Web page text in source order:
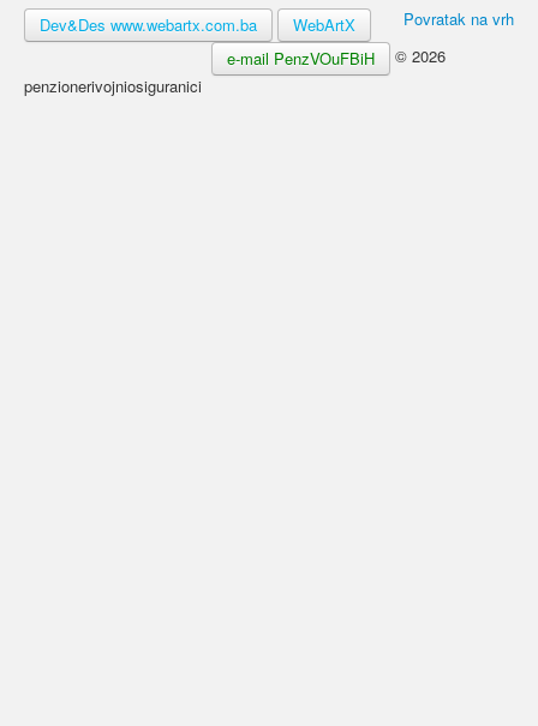
Povratak na vrh
Dev&Des www.webartx.com.ba
WebArtX
e-mail PenzVOuFBiH
© 2026
penzionerivojniosiguranici